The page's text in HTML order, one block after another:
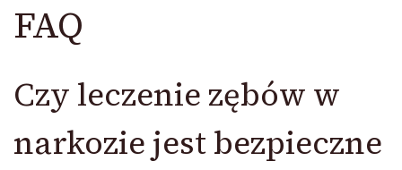
FAQ
Czy leczenie zębów w
narkozie jest bezpieczne